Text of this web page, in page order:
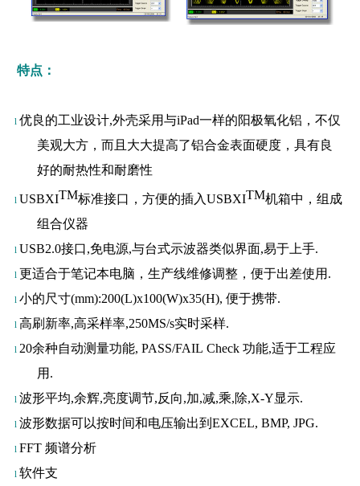
特点 ：
l优良的工业设计,外壳采用与iPad一样的阳极氧化铝，不仅
美观大方，而且大大提高了铝合金表面硬度，具有良
好的耐热性和耐磨性
l USBXITM标准接口，方便的插入USBXITM机箱中，组成
组合仪器
l USB2.0接口,免电源,与台式示波器类似界面,易于上手.
l 更适合于笔记本电脑，生产线维修调整，便于出差使用.
l小的尺寸(mm):200(L)x100(W)x35(H),便于携带.
l 高刷新率,高采样率,250MS/s实时采样.
l20余种自动测量功能,PASS/FAIL Check 功能,适于工程应
用.
l 波形平均,余辉,亮度调节,反向,加,减,乘,除,X-Y显示.
l 波形数据可以按时间和电压输出到EXCEL, BMP, JPG.
lFFT 频谱分析
l软件支